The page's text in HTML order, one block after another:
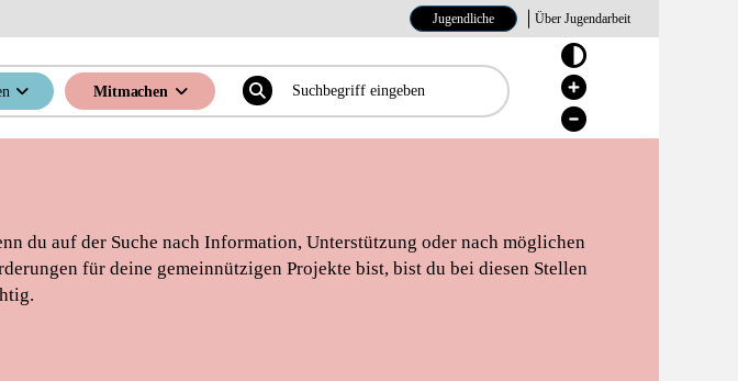
Jugendliche Über Jugendarbeit
Mitmachen
Hoher Kontrast Ein/Aus
Hoher Kontrast Ein/Aus
Hoher Kontrast Ein/Aus
du auf der Suche nach Information, Unterstützung oder nach möglichen
für deine gemeinnützigen Projekte bist, bist du bei diesen Stellen